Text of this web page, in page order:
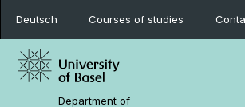
Deutsch Courses of studies
Department of